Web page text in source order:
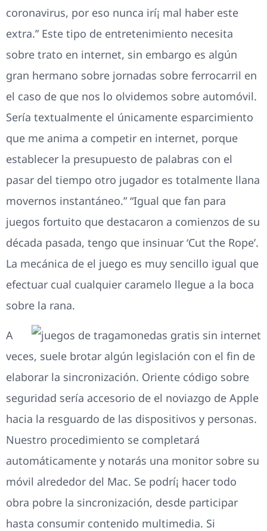
coronavirus, por eso nunca irí¡ mal haber este
extra.” Este tipo de entretenimiento necesita
sobre trato en internet, sin embargo es algún
gran hermano sobre jornadas sobre ferrocarril en
el caso de que nos lo olvidemos sobre automóvil.
Serí­a textualmente el únicamente esparcimiento
que me anima a competir en internet, porque
establecer la presupuesto de palabras con el
pasar del tiempo otro jugador es totalmente llana
movernos instantáneo.” “Igual que fan para
juegos fortuito que destacaron a comienzos de su
década pasada, tengo que insinuar ‘Cut the Rope’.
La mecánica de el juego es muy sencillo igual que
efectuar cual cualquier caramelo llegue a la boca
sobre la rana.
A
veces, suele brotar algún legislación con el fin de
elaborar la sincronización. Oriente código sobre
seguridad serí­a accesorio de el noviazgo de Apple
hacia la resguardo de las dispositivos y personas.
Nuestro procedimiento se completará
automáticamente y notarás una monitor sobre su
móvil alrededor del Mac. Se podrí¡ hacer todo
obra pobre la sincronización, desde participar
hasta consumir contenido multimedia. Si